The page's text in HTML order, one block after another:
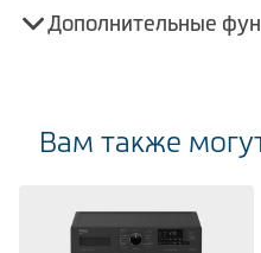
Дополнительные
Вам также